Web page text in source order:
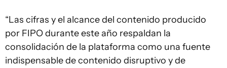
“Las cifras y el alcance del contenido producido
por FIPO durante este año respaldan la
consolidación de la plataforma como una fuente
indispensable de contenido disruptivo y de